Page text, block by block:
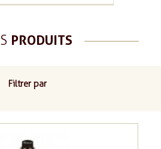
PRODUITS
Filtrer par